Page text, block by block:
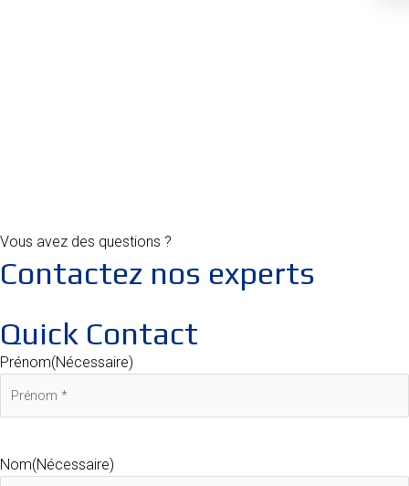
Vous avez des questions ?
Contactez nos experts
Quick Contact
Prénom(Nécessaire)
Nom(Nécessaire)